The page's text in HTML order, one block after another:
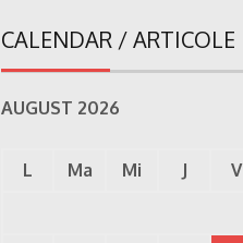
CALENDAR / ARTICOLE
AUGUST 2026
L Ma Mi J V